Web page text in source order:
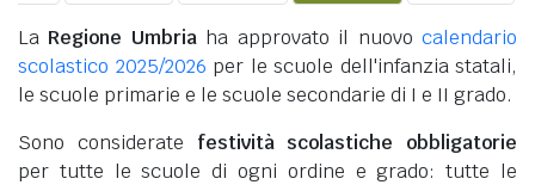
La Regione Umbriaha approvato il nuovocalendario
scolastico 2025/2026 per le scuole dell'infanzia statali,
le scuole primarie e le scuole secondarie di I e II grado.
Sono considerate festività scolastiche obbligatorie
per tutte le scuole di ogni ordine e grado: tutte le